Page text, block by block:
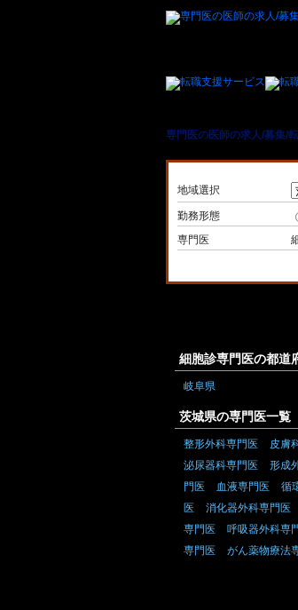
専門医の医師の求人/募集/
地域選択
勤務形態
専門医
細胞診専門医の都道
岐阜県
茨城県の専門医一覧
整形外科専門医 皮膚
泌尿器科専門医
形成
門医
血液専門医 循
医
消化器外科専門医
専門医
呼吸器外科専
専門医
がん薬物療法